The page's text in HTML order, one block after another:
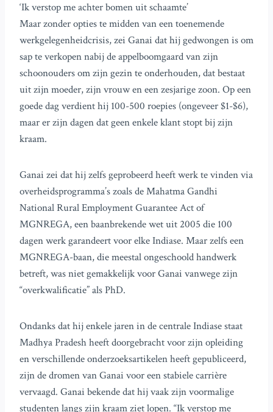
‘Ik verstop me achter bomen uit schaamte’
Maar zonder opties te midden van een toenemende
werkgelegenheidcrisis, zei Ganai dat hij gedwongen is om
sap te verkopen nabij de appelboomgaard van zijn
schoonouders om zijn gezin te onderhouden, dat bestaat
uit zijn moeder, zijn vrouw en een zesjarige zoon. Op een
goede dag verdient hij 100-500 roepies (ongeveer $1-$6),
maar er zijn dagen dat geen enkele klant stopt bij zijn
kraam.
Ganai zei dat hij zelfs geprobeerd heeft werk te vinden via
overheidsprogramma’s zoals de Mahatma Gandhi
National Rural Employment Guarantee Act of
MGNREGA, een baanbrekende wet uit 2005 die 100
dagen werk garandeert voor elke Indiase. Maar zelfs een
MGNREGA-baan, die meestal ongeschoold handwerk
betreft, was niet gemakkelijk voor Ganai vanwege zijn
“overkwalificatie” als PhD.
Ondanks dat hij enkele jaren in de centrale Indiase staat
Madhya Pradesh heeft doorgebracht voor zijn opleiding
en verschillende onderzoeksartikelen heeft gepubliceerd,
zijn de dromen van Ganai voor een stabiele carrière
vervaagd. Ganai bekende dat hij vaak zijn voormalige
studenten langs zijn kraam ziet lopen. “Ik verstop me